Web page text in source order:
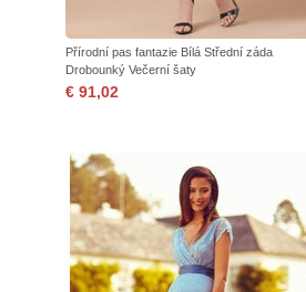
Přírodní pas fantazie Bílá Střední záda
Drobounký Večerní šaty
€ 91,02